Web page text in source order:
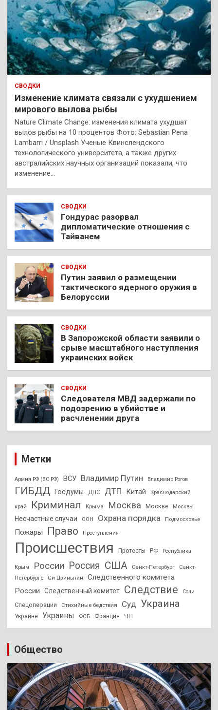
СВОДКИ
Изменение климата связали с ухудшением
мирового вылова рыбы
Nature Climate Change: изменения климата ухудшат
вылов рыбы на 10 процентов Фото: Sebastian Pena
Lambarri / Unsplash Ученые Квинслендского
технологического университета, а также других
австралийских научных организаций показали, что
изменение…
СВОДКИ
Гондурас разорвал
дипломатические отношения с
Тайванем
СВОДКИ
Путин заявил о размещении
тактического ядерного оружия в
Белоруссии
СВОДКИ
В Запорожской области заявили о
срыве масштабного наступления
украинских войск
СВОДКИ
Следователя МВД задержали по
подозрению в убийстве и
расчленении друга
Метки
Армия РФ (ВС РФ) ВСУ Владимир Путин Владимир Рогов
ГИБДД Госдумы ДПС ДТП Китай Краснодарский
край Криминал Крыма Москва Москве Москвы
Несчастные случаи ООН Охрана порядка Подмосковье
Пожары Право Преступления
Происшествия Протесты РФ Республика
Крым России Россия США Санкт-Петербург
Санкт-
Петербурге
Си Цзиньпин
Следственного комитета
России
Следственный комитет Следствие Сочи
Спецоперации Стихийные бедствия Суд Украина
Украине Украины ФСБ Франция ЧП
Общество